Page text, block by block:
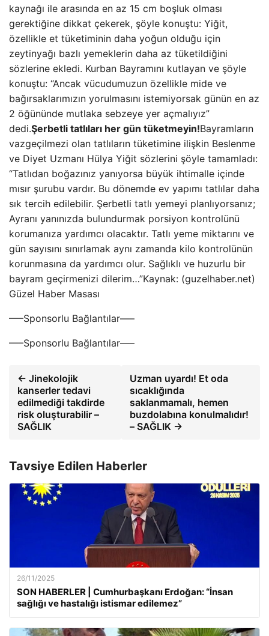
kaynağı ile arasında en az 15 cm boşluk olması
gerektiğine dikkat çekerek, şöyle konuştu: Yiğit,
özellikle et tüketiminin daha yoğun olduğu için
zeytinyağı bazlı yemeklerin daha az tüketildiğini
sözlerine ekledi. Kurban Bayramını kutlayan ve şöyle
konuştu: “Ancak vücudumuzun özellikle mide ve
bağırsaklarımızın yorulmasını istemiyorsak günün en az
2 öğününde mutlaka sebzeye yer açmalıyız”
dedi.Şerbetli tatlıları her gün tüketmeyin!Bayramların
vazgeçilmezi olan tatlıların tüketimine ilişkin Beslenme
ve Diyet Uzmanı Hülya Yiğit sözlerini şöyle tamamladı:
“Tatlıdan boğazınız yanıyorsa büyük ihtimalle içinde
mısır şurubu vardır. Bu dönemde ev yapımı tatlılar daha
sık tercih edilebilir. Şerbetli tatlı yemeyi planlıyorsanız;
Ayranı yanınızda bulundurmak porsiyon kontrolünü
korumanıza yardımcı olacaktır. Tatlı yeme miktarını ve
gün sayısını sınırlamak aynı zamanda kilo kontrolünün
korunmasına da yardımcı olur. Sağlıklı ve huzurlu bir
bayram geçirmenizi dilerim…”Kaynak: (guzelhaber.net)
Güzel Haber Masası
—–Sponsorlu Bağlantılar—–
—–Sponsorlu Bağlantılar—–
← Jinekolojik
kanserler tedavi
edilmediği takdirde
risk oluşturabilir –
SAĞLIK
Uzman uyardı! Et oda
sıcaklığında
saklanmamalı, hemen
buzdolabına konulmalıdır!
– SAĞLIK →
Tavsiye Edilen Haberler
26/11/2025
SON HABERLER | Cumhurbaşkanı Erdoğan: “İnsan
sağlığı ve hastalığı istismar edilemez”